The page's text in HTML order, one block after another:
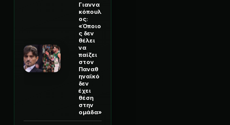
Γιαννα
κόπουλ
ος:
«Όποιο
ς δεν
θέλει
να
παίζει
στον
Παναθ
ηναϊκό
δεν
έχει
θέση
στην
ομάδα»